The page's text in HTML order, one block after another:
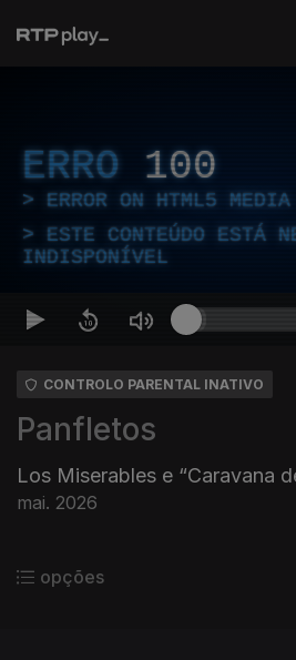
ERRO 100
ERROR ON HTML5 MEDIA
ESTE CONTEÚDO ESTÁ
INDISPONÍVEL
CONTROLO PARENTAL INATIVO
Panfletos
Los Miserables e “Caravana
mai. 2026
opções